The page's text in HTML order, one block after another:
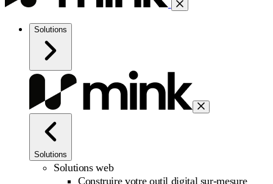
Solutions
Solutions
Solutions web
Construire votre outil digital sur-mesure